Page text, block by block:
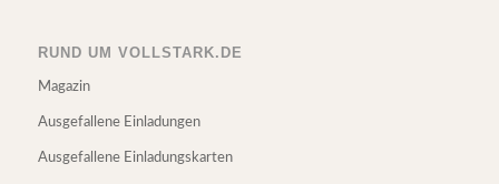
RUND UM VOLLSTARK.DE
Magazin
Ausgefallene Einladungen
Ausgefallene Einladungskarten